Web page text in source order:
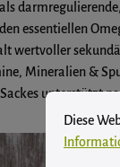
essentiellen
wertvoller
Mineralien &
Sackes unterstützt
Cookie-
Diese
Diese